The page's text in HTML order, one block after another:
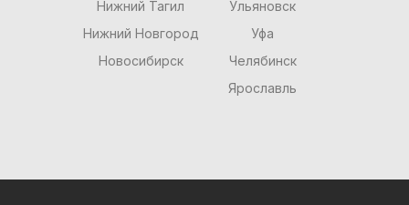
Нижний Тагил
Нижний Новгород
Новосибирск
Ульяновск
Уфа
Челябинск
Ярославль